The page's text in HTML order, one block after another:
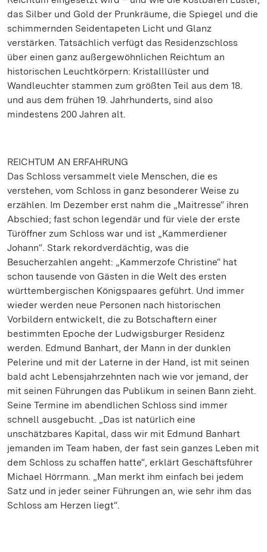
das Silber und Gold der Prunkräume, die Spiegel und die
schimmernden Seidentapeten Licht und Glanz
verstärken. Tatsächlich verfügt das Residenzschloss
über einen ganz außergewöhnlichen Reichtum an
historischen Leuchtkörpern: Kristalllüster und
Wandleuchter stammen zum größten Teil aus dem 18.
und aus dem frühen 19. Jahrhunderts, sind also
mindestens 200 Jahren alt.
REICHTUM AN ERFAHRUNG
Das Schloss versammelt viele Menschen, die es
verstehen, vom Schloss in ganz besonderer Weise zu
erzählen. Im Dezember erst nahm die „Maitresse“ ihren
Abschied; fast schon legendär und für viele der erste
Türöffner zum Schloss war und ist „Kammerdiener
Johann“. Stark rekordverdächtig, was die
Besucherzahlen angeht: „Kammerzofe Christine“ hat
schon tausende von Gästen in die Welt des ersten
württembergischen Königspaares geführt. Und immer
wieder werden neue Personen nach historischen
Vorbildern entwickelt, die zu Botschaftern einer
bestimmten Epoche der Ludwigsburger Residenz
werden. Edmund Banhart, der Mann in der dunklen
Pelerine und mit der Laterne in der Hand, ist mit seinen
bald acht Lebensjahrzehnten nach wie vor jemand, der
mit seinen Führungen das Publikum in seinen Bann zieht.
Seine Termine im abendlichen Schloss sind immer
schnell ausgebucht. „Das ist natürlich eine
unschätzbares Kapital, dass wir mit Edmund Banhart
jemanden im Team haben, der fast sein ganzes Leben mit
dem Schloss zu schaffen hatte“, erklärt Geschäftsführer
Michael Hörrmann. „Man merkt ihm einfach bei jedem
Satz und in jeder seiner Führungen an, wie sehr ihm das
Schloss am Herzen liegt“.